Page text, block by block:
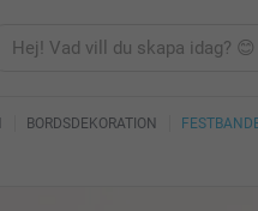
BORDSDEKORATION